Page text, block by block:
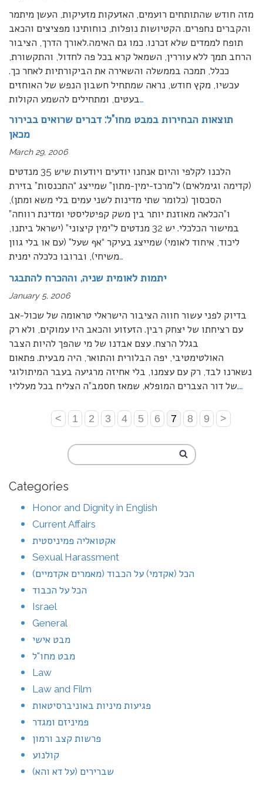
מזה חודש שהתותחים רועמים, האזעקות מזעיקות, העשן מיתמר
והקברים נחפרים. הקטיושות נופלות, כוחותינו מפציצים והכאב
תופח לממדים שלא זכרנו. כמו גם האימה.לאורך הדרך, הציבור
הרחב תמך ללא עוררין, השמאל קרא בכל פה לחדול, והתקשורת,
ככלל, תמכה בממשלה והשאירה את הביקורתיות לאחר כך.
עכשיו, מקץ חודש, נראה שמתחיל חשבון הנפש של האוחזים
בעטים, ומתחילים להשמע הקולות…
תוצאות הבחירות במבט מחו”ל: דברים שרואים בבירור
מכאן
March 29, 2006
הלכנו לקלפי והיום אנחנו יודעים ויודעות שיש 35 מנדטים
(קדימה וגימלאים) ל”מרכז-ימין-מתון” שמייצג “התכנסות” בזירת
הסכסוך (כלומר שתי מדינות לשני עמים בלי משא ומתן),
ו”הכלאה מאוזנת יותר בין משק קפיטליסטי ומדינת רווחה”
במישור הכלכלי. יש 32 מנדטים ל”ימין קיצוני” (ישראל ביתנו,
ליכוד, איחוד לאומי) שמייצג בעיקר “אף שעל” (עם או בלי גוון
משיחי), וברובו כלכלה ימנית…
יתמות לאומית שניה, וההכרח להתבגר
January 5, 2006
בדיוק לפני עשור חווה הציבור הישראלי טראומה של שכול-אב
עם רציחתו של יצחק רבין. הזעזוע והכאב היו עמוקים, ולא רק
בגלל הרצח. עצם אבדנו של מי שהפך להיות הצבר
האולטימטיבי, יפה הבלורית והתואר, היה מבעית. פתאום
נשארנו לבד, רק עם עצמנו, בלי אחיזה מרגיעה בעבר המיתולוגי
של דור הצברים המופלא, שמאז חסמב”ה הצליח בכל מעלליו.…
< 1 2 3 4 5 6 7 8 9 >
Categories
Honor and Dignity in English
Current Affairs
אקטואליה פמיניסטית
Sexual Harassment
הכל (אקדמי) על הכבוד (מאמרים אקדמיים)
הכל על הכבוד
Israel
General
מבט אישי
מבט מחו"ל
Law
Law and Film
פגיעות מיניות באוניברסיטאות
פמיניזם ומגדר
פרשות קצב ורמון
קולנוע
שברירים (על דא והא)